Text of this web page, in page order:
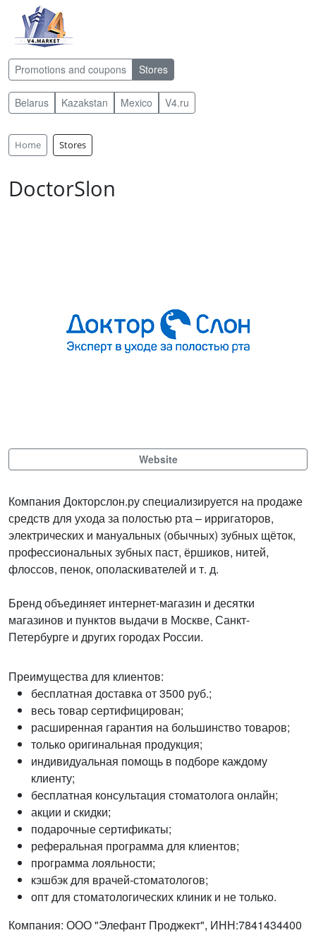
Promotions and coupons Stores
Belarus Kazakstan Mexico V4.ru
Home Stores
DoctorSlon
Website
Компания Докторслон.ру специализируется на продаже
средств для ухода за полостью рта – ирригаторов,
электрических и мануальных (обычных) зубных щёток,
профессиональных зубных паст, ёршиков, нитей,
флоссов, пенок, ополаскивателей и т. д.
Бренд объединяет интернет-магазин и десятки
магазинов и пунктов выдачи в Москве, Санкт-
Петербурге и других городах России.
Преимущества для клиентов:
бесплатная доставка от 3500 руб.;
весь товар сертифицирован;
расширенная гарантия на большинство товаров;
только оригинальная продукция;
индивидуальная помощь в подборе каждому
клиенту;
бесплатная консультация стоматолога онлайн;
акции и скидки;
подарочные сертификаты;
реферальная программа для клиентов;
программа лояльности;
кэшбэк для врачей-стоматологов;
опт для стоматологических клиник и не только.
Компания: ООО "Элефант Проджект", ИНН:7841434400